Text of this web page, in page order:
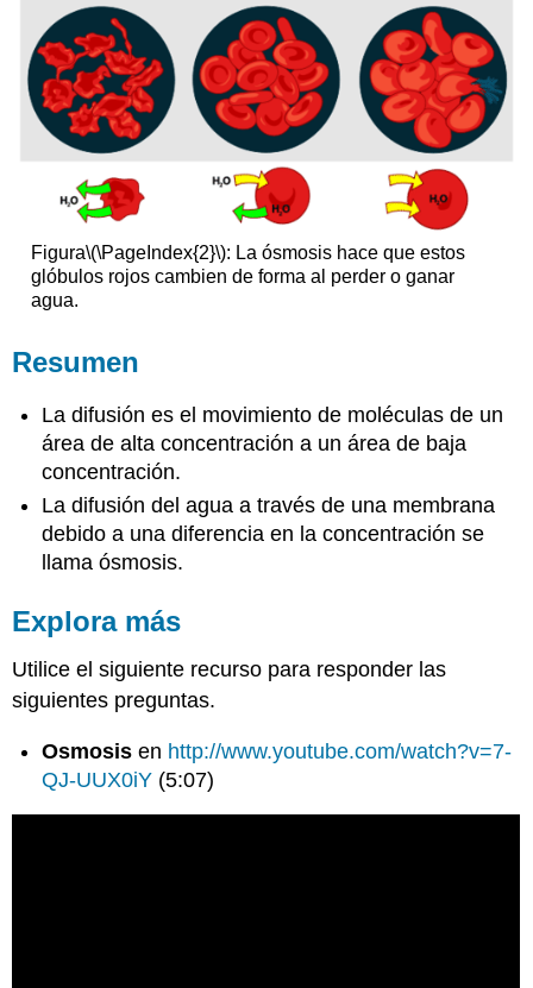
Figura\(\PageIndex{2}\): La ósmosis hace que estos
glóbulos rojos cambien de forma al perder o ganar
agua.
Resumen
La difusión es el movimiento de moléculas de un
área de alta concentración a un área de baja
concentración.
La difusión del agua a través de una membrana
debido a una diferencia en la concentración se
llama ósmosis.
Explora más
Utilice el siguiente recurso para responder las
siguientes preguntas.
Osmosis en http://www.youtube.com/watch?v=7-
QJ-UUX0iY (5:07)